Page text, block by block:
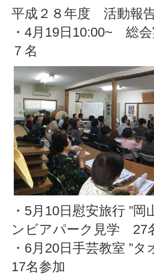
平成２８年度 活動報
・4月19日10:00~ 総
７名
・5月10日慰安旅行 ”
ンビアパーク見学 27
・6月20日手芸教室 ”
17名参加